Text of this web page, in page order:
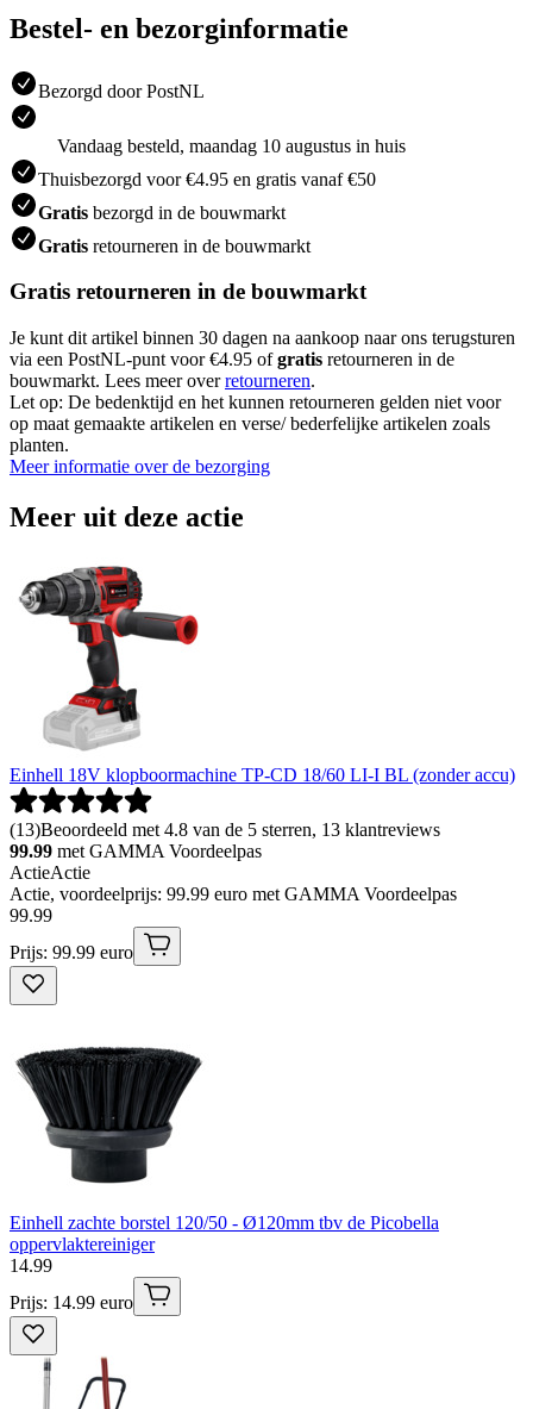
Bestel- en bezorginformatie
Bezorgd door PostNL
Vandaag besteld, maandag 10 augustus in huis
Thuisbezorgd voor €4.95 en gratis vanaf €50
Gratis bezorgd in de bouwmarkt
Gratis retourneren in de bouwmarkt
Gratis retourneren in de bouwmarkt
Je kunt dit artikel binnen 30 dagen na aankoop naar ons terugsturen
via een PostNL-punt voor €4.95 ofgratis retourneren in de
bouwmarkt. Lees meer overretourneren.
Let op: De bedenktijd en het kunnen retourneren gelden niet voor
op maat gemaakte artikelen en verse/ bederfelijke artikelen zoals
planten.
Meer informatie over de bezorging
Meer uit deze actie
Einhell 18V klopboormachine TP-CD 18/60 LI-I BL (zonder accu)
(13)Beoordeeld met 4.8 van de 5 sterren, 13 klantreviews
99.99 met GAMMA Voordeelpas
ActieActie
Actie, voordeelprijs: 99.99 euro met GAMMA Voordeelpas
99.99
Prijs: 99.99 euro
Einhell zachte borstel 120/50 - Ø120mm tbv de Picobella
oppervlaktereiniger
14.99
Prijs: 14.99 euro